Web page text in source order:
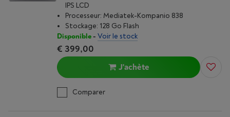
IPS LCD
Processeur: Mediatek-Kompanio 838
Stockage: 128 Go Flash
Disponible- Voir le stock
€ 399,00
J'achète
Comparer